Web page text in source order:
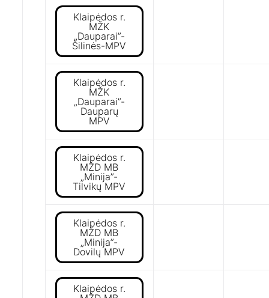
Klaipėdos r.
MŽK
„Dauparai”-
Šilinės-MPV
Klaipėdos r.
MŽK
„Dauparai”-
Dauparų
MPV
Klaipėdos r.
MŽD MB
„Minija”-
Tilvikų MPV
Klaipėdos r.
MŽD MB
„Minija”-
Dovilų MPV
Klaipėdos r.